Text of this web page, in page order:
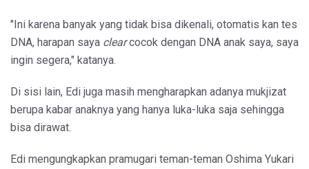
"Ini karena banyak yang tidak bisa dikenali, otomatis kan tes
DNA, harapan saya clearcocok dengan DNA anak saya, saya
ingin segera," katanya.
Di sisi lain, Edi juga masih mengharapkan adanya mukjizat
berupa kabar anaknya yang hanya luka-luka saja sehingga
bisa dirawat.
Edi mengungkapkan pramugari teman-teman Oshima Yukari